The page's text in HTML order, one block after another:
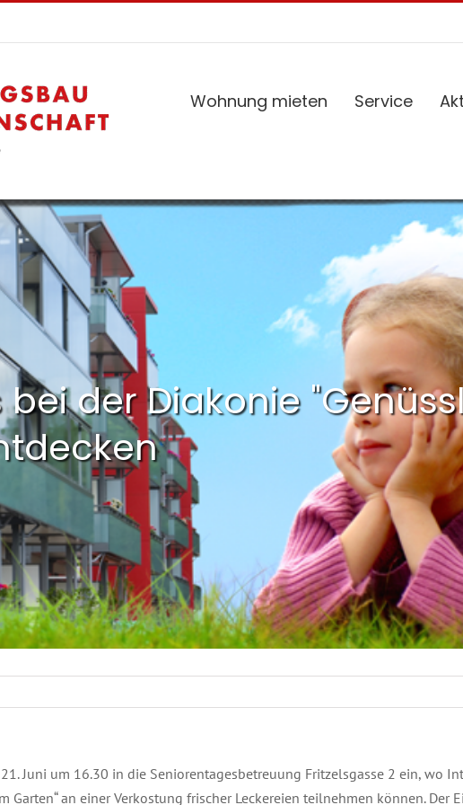
Wohnung mieten Service
bei der Diakonie
Juni um 16.30 in die Seniorentagesbetreuung Fritzelsgasse 2 ein, wo
Garten“ an einer Verkostung frischer Leckereien teilnehmen können. Der